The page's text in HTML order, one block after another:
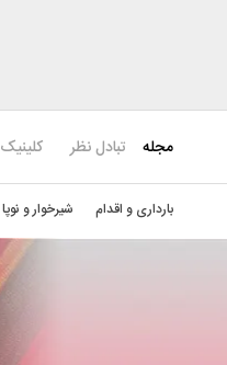
مجله تبادل نظر کلینیک
بارداری و اقدام شیرخوار و نوپا